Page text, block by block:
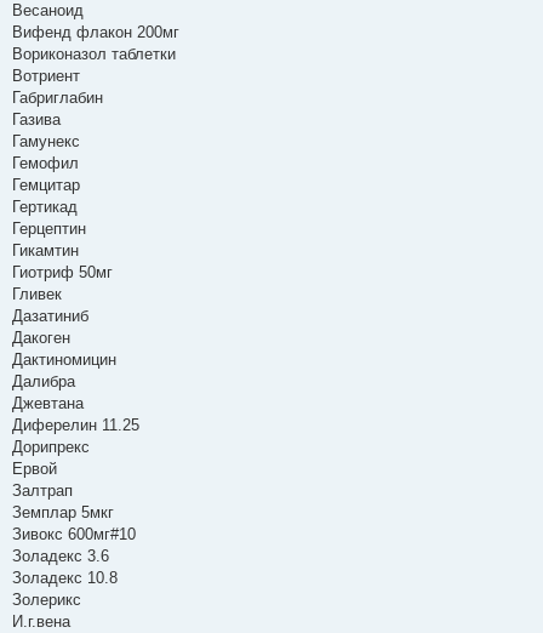
Весаноид
Вифенд флакон 200мг
Вориконазол таблетки
Вотриент
Габриглабин
Газива
Гамунекс
Гемофил
Гемцитар
Гертикад
Герцептин
Гикамтин
Гиотриф 50мг
Гливек
Дазатиниб
Дакоген
Дактиномицин
Далибра
Джевтана
Диферелин 11.25
Дорипрекс
Ервой
Залтрап
Земплар 5мкг
Зивокс 600мг#10
Золадекс 3.6
Золадекс 10.8
Золерикс
И.г.вена